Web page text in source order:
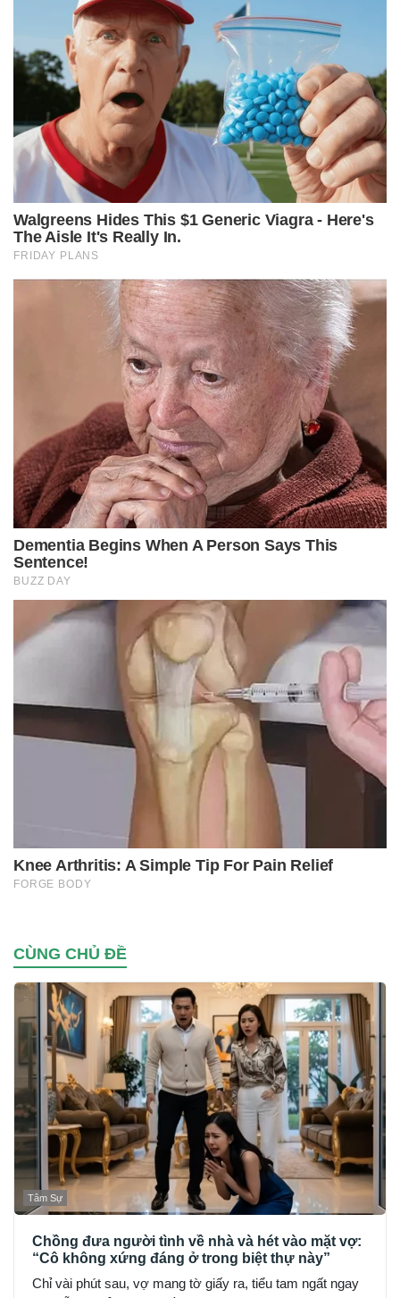
CÙNG CHỦ ĐỀ
Tâm Sự
Chồng đưa người tình về nhà và hét vào mặt vợ:
“Cô không xứng đáng ở trong biệt thự này”
Chỉ vài phút sau, vợ mang tờ giấy ra, tiểu tam ngất ngay